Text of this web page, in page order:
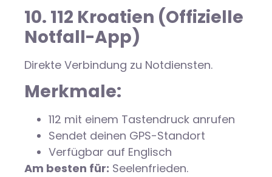
10. 112 Kroatien (Offizielle
Notfall-App)
Direkte Verbindung zu Notdiensten.
Merkmale:
112 mit einem Tastendruck anrufen
Sendet deinen GPS-Standort
Verfügbar auf Englisch
Am besten für: Seelenfrieden.